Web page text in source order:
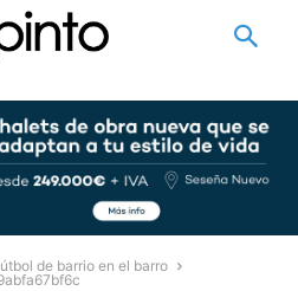
de barrio en el barro